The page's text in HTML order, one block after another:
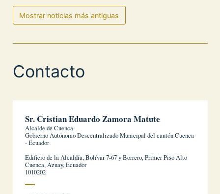
Mostrar noticias más antiguas
Contacto
Sr. Cristian Eduardo Zamora Matute
Alcalde de Cuenca
Gobierno Autónomo Descentralizado Municipal del cantón Cuenca
- Ecuador
Edificio de la Alcaldía, Bolívar 7-67 y Borrero, Primer Piso Alto
Cuenca, Azuay, Ecuador
1010202